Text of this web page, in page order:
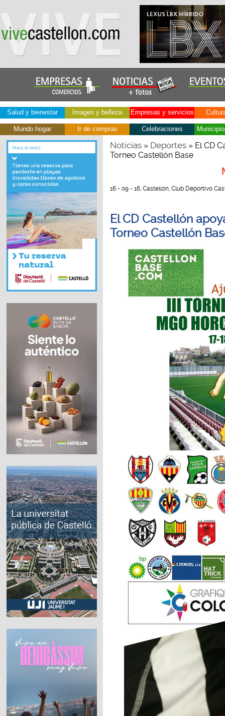
Salud y bienestar Imagen y belleza Empresas y servicios
Mundo hogar Ir de compras Celebraciones
Noticias» Deportes» El CD
Torneo Castellón Base
16 - 09 - 16, Castellón, Club Deportivo
El CD Castellón
Torneo Castellón